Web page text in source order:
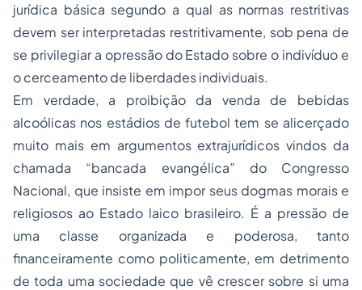
jurídica básica segundo a qual as normas restritivas
devem ser interpretadas restritivamente, sob pena de
se privilegiar a opressão do Estado sobre o indivíduo e
o cerceamento de liberdades individuais.
Em verdade, a proibição da venda de bebidas
alcoólicas nos estádios de futebol tem se alicerçado
muito mais em argumentos extrajurídicos vindos da
chamada “bancada evangélica” do Congresso
Nacional, que insiste em impor seus dogmas morais e
religiosos ao Estado laico brasileiro. É a pressão de
uma classe organizada e poderosa, tanto
financeiramente como politicamente, em detrimento
de toda uma sociedade que vê crescer sobre si uma